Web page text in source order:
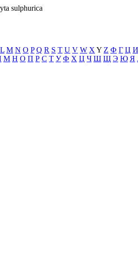
sulphurica
L M N O P Q R S T U V W X Y Z Ф Г Ц И
М Н О П Р С Т У Ф Х Ц Ч Ш Щ Э Ю Я